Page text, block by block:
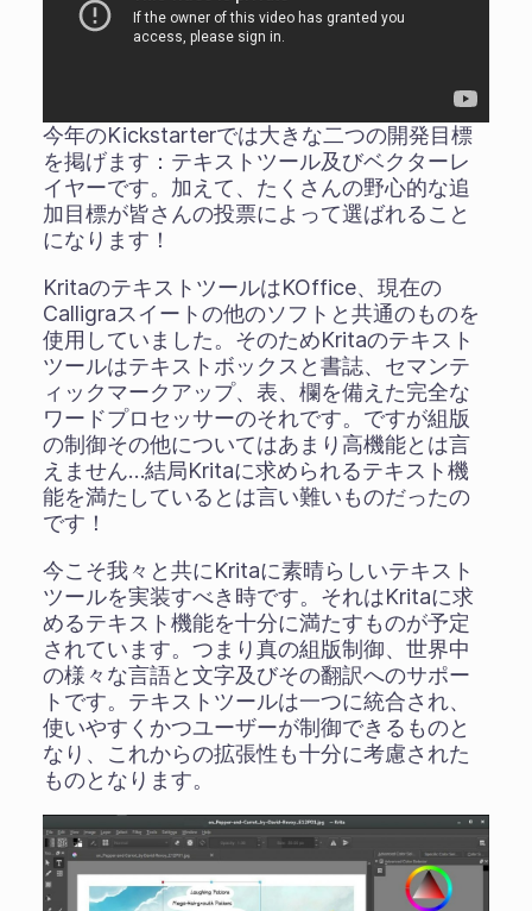
今年のKickstarterでは大きな二つの開発目標
を掲げます：テキストツール及びベクターレ
イヤーです。加えて、たくさんの野心的な追
加目標が皆さんの投票によって選ばれること
になります！
KritaのテキストツールはKOffice、現在の
Calligraスイートの他のソフトと共通のものを
使用していました。そのためKritaのテキスト
ツールはテキストボックスと書誌、セマンテ
ィックマークアップ、表、欄を備えた完全な
ワードプロセッサーのそれです。ですが組版
の制御その他についてはあまり高機能とは言
えません…結局Kritaに求められるテキスト機
能を満たしているとは言い難いものだったの
です！
今こそ我々と共にKritaに素晴らしいテキスト
ツールを実装すべき時です。それはKritaに求
めるテキスト機能を十分に満たすものが予定
されています。つまり真の組版制御、世界中
の様々な言語と文字及びその翻訳へのサポー
トです。テキストツールは一つに統合され、
使いやすくかつユーザーが制御できるものと
なり、これからの拡張性も十分に考慮された
ものとなります。